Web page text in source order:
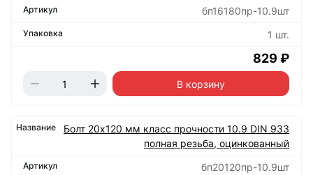
бп16180пр-10.9шт
1 шт.
829 ₽
В корзину
Болт 20х120 мм класс прочности 10.9 DIN 933
полная резьба, оцинкованный
бп20120пр-10.9шт